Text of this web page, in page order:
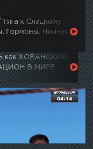
к Сладкому.
Гормоны. Ночная
ХОВАНСКИЙ!
В МИРЕ